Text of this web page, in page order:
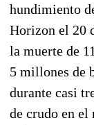
hundimiento
Horizon el 20
la muerte de
5 millones de
durante casi
de crudo en el